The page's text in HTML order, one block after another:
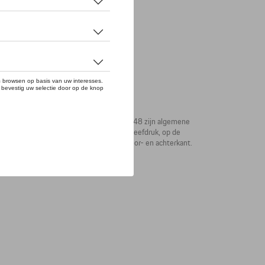
Porsche-sportwagen op 8 juni 1948 zijn algemene
katoen, op de voorkant als kleine zeefdruk, op de
verschijnt onder het nummer op de voor- en achterkant.
af.